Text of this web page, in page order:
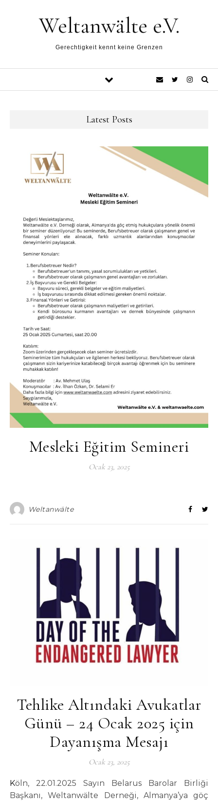
Weltanwälte e.V.
Gerechtigkeit kennt keine Grenzen
Latest Posts
Mesleki Eğitim Semineri
Ocak 23, 2025
Weltanwälte
Tehlike Altındaki Avukatlar
Günü – 24 Ocak 2025 için
Dayanışma Mesajı
Ocak 23, 2025
Köln, 22.01.2025 Sayın Belarus Barolar Birliği
Başkanı, Weltanwälte Derneği, Almanya’ya göç